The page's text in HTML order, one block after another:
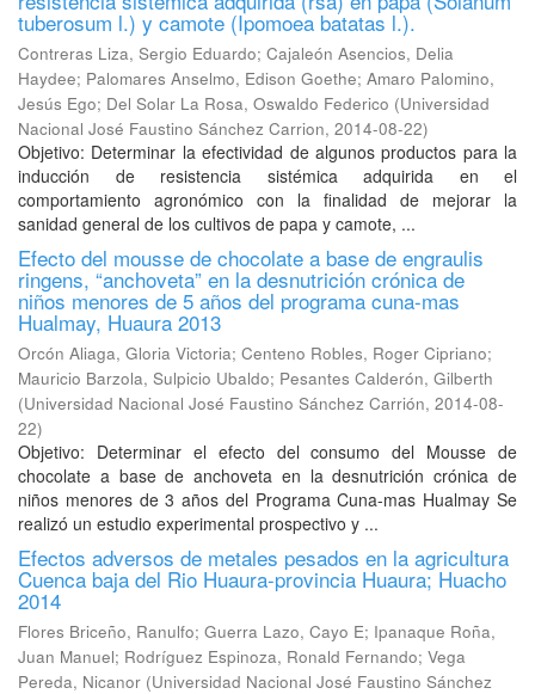
tuberosum l.) y camote (Ipomoea batatas l.).
Contreras Liza, Sergio Eduardo; Cajaleón Asencios, Delia
Haydee; Palomares Anselmo, Edison Goethe; Amaro Palomino,
Jesús Ego; Del Solar La Rosa, Oswaldo Federico (Universidad
Nacional José Faustino Sánchez Carrion, 2014-08-22)
Objetivo: Determinar la efectividad de algunos productos para la
inducción de resistencia sistémica adquirida en el
comportamiento agronómico con la finalidad de mejorar la
sanidad general de los cultivos de papa y camote, ...
Efecto del mousse de chocolate a base de engraulis
ringens, “anchoveta” en la desnutrición crónica de
niños menores de 5 años del programa cuna-mas
Hualmay, Huaura 2013
Orcón Aliaga, Gloria Victoria; Centeno Robles, Roger Cipriano;
Mauricio Barzola, Sulpicio Ubaldo; Pesantes Calderón, Gilberth
(Universidad Nacional José Faustino Sánchez Carrión, 2014-08-
22)
Objetivo: Determinar el efecto del consumo del Mousse de
chocolate a base de anchoveta en la desnutrición crónica de
niños menores de 3 años del Programa Cuna-mas Hualmay Se
realizó un estudio experimental prospectivo y ...
Efectos adversos de metales pesados en la agricultura
Cuenca baja del Rio Huaura-provincia Huaura; Huacho
2014
Flores Briceño, Ranulfo; Guerra Lazo, Cayo E; Ipanaque Roña,
Juan Manuel; Rodríguez Espinoza, Ronald Fernando; Vega
Pereda, Nicanor (Universidad Nacional José Faustino Sánchez